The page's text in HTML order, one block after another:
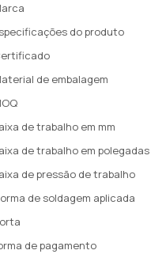
do produto
de embalagem
de trabalho em mm
de trabalho em polegadas
de pressão de trabalho
de soldagem aplicada
de pagamento